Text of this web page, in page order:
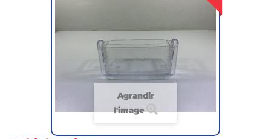
Agrandir
l'image